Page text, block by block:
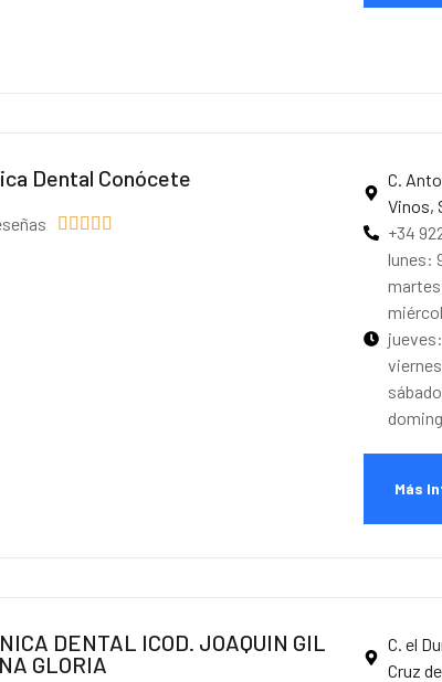
Dental Conócete
    
C.
Vinos,
+34
lunes:
Más
DENTAL ICOD. JOAQUIN GIL
GLORIA
C. el
Cruz